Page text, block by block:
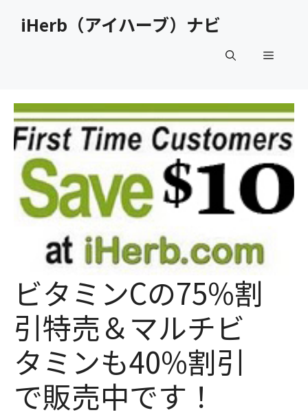
iHerb（アイハーブ）ナビ
メ
ュ
ー
ビタミンCの75%割
引特売＆マルチビ
タミンも40%割引
で販売中です！